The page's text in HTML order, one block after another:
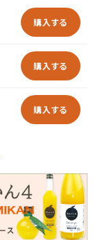
購入する
購入する
購入する